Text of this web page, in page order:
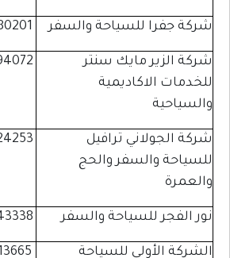
شركة جفرا للسياحة والسفر
شركة الزير مايك سنتر
للخدمات الاكاديمية
والسياحية
شركة الجولاني ترافيل
للسياحة والسفر والحج
والعمرة
نور الفجر للسياحة والسفر
الشركة الأولى للسياحة